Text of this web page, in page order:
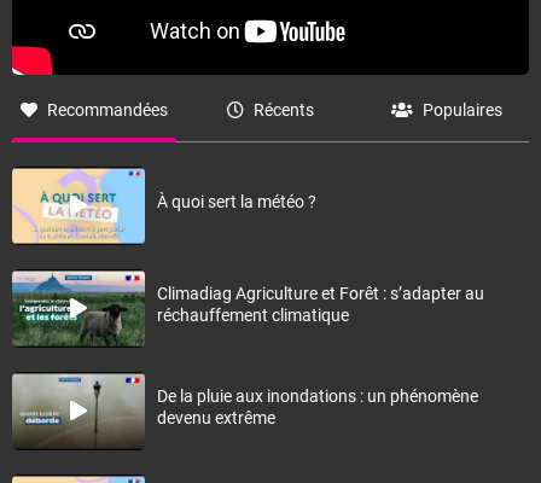
Recommandées Récents Populaires
À quoi sert la météo ?
Climadiag Agriculture et Forêt : s’adapter au
réchauffement climatique
De la pluie aux inondations : un phénomène
devenu extrême